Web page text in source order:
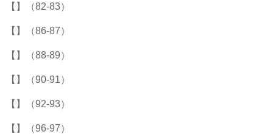
【】（82-83）
【】（86-87）
【】（88-89）
【】（90-91）
【】（92-93）
【】（96-97）